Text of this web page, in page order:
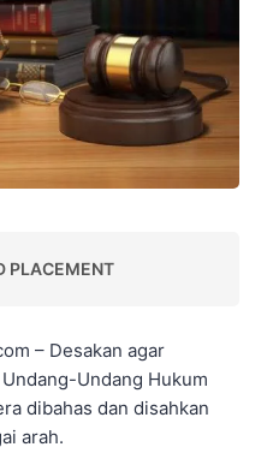
PLACEMENT
– Desakan agar
Undang Hukum
dibahas dan disahkan
arah.